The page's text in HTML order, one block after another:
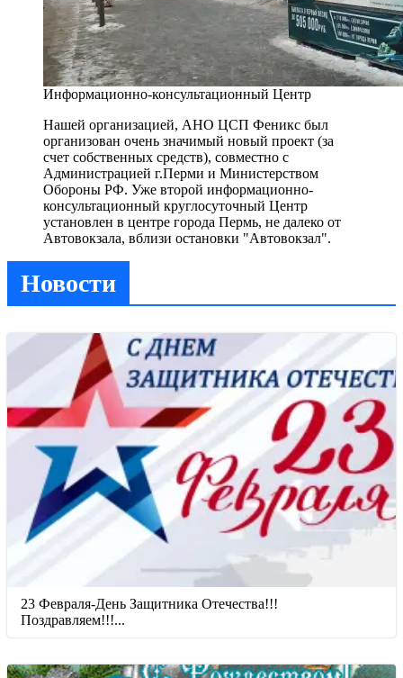
Информационно-консультационный Центр
Нашей организацией, АНО ЦСП Феникс был
организован очень значимый новый проект (за
счет собственных средств), совместно с
Администрацией г.Перми и Министерством
Обороны РФ. Уже второй информационно-
консультационный круглосуточный Центр
установлен в центре города Пермь, не далеко от
Автовокзала, вблизи остановки "Автовокзал".
Новости
23 Февраля-День Защитника Отечества!!!
Поздравляем!!!...